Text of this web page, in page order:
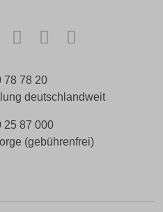
78 78 20
deutschlandweit
25 87 000
(gebührenfrei)